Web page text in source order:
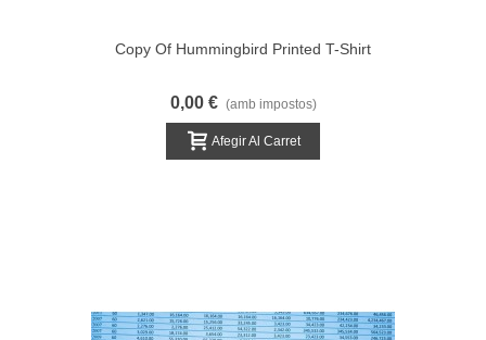
Copy Of Hummingbird Printed T-Shirt
0,00 € (amb impostos)
Afegir Al Carret